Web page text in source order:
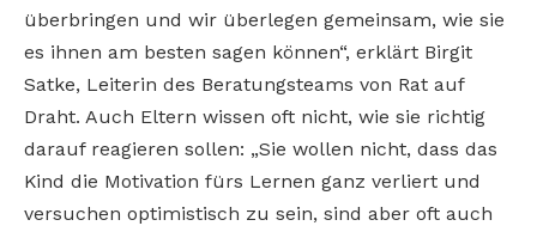
überbringen und wir überlegen gemeinsam, wie sie
es ihnen am besten sagen können“, erklärt Birgit
Satke, Leiterin des Beratungsteams von Rat auf
Draht. Auch Eltern wissen oft nicht, wie sie richtig
darauf reagieren sollen: „Sie wollen nicht, dass das
Kind die Motivation fürs Lernen ganz verliert und
versuchen optimistisch zu sein, sind aber oft auch